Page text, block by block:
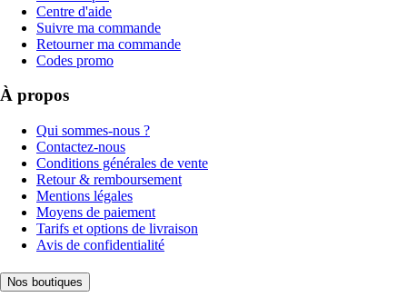
Centre d'aide
Suivre ma commande
Retourner ma commande
Codes promo
À propos
Qui sommes-nous ?
Contactez-nous
Conditions générales de vente
Retour & remboursement
Mentions légales
Moyens de paiement
Tarifs et options de livraison
Avis de confidentialité
Nos boutiques